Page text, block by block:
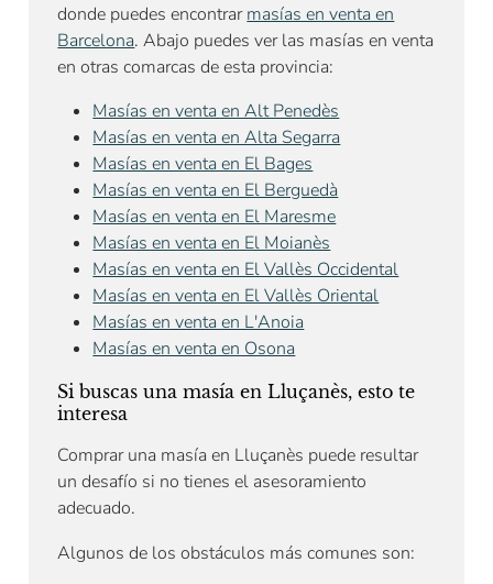
donde puedes encontrarmasías en venta en
Barcelona. Abajo puedes ver las masías en venta
en otras comarcas de esta provincia:
Masías en venta en Alt Penedès
Masías en venta en Alta Segarra
Masías en venta en El Bages
Masías en venta en El Berguedà
Masías en venta en El Maresme
Masías en venta en El Moianès
Masías en venta en El Vallès Occidental
Masías en venta en El Vallès Oriental
Masías en venta en L'Anoia
Masías en venta en Osona
Si buscas una masía en Lluçanès, esto te
interesa
Comprar una masía en Lluçanès puede resultar
un desafío si no tienes el asesoramiento
adecuado.
Algunos de los obstáculos más comunes son: